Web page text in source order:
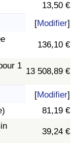
13,50 €
[Modifier]
136,10 €
1
13 508,89 €
[Modifier]
81,19 €
39,24 €